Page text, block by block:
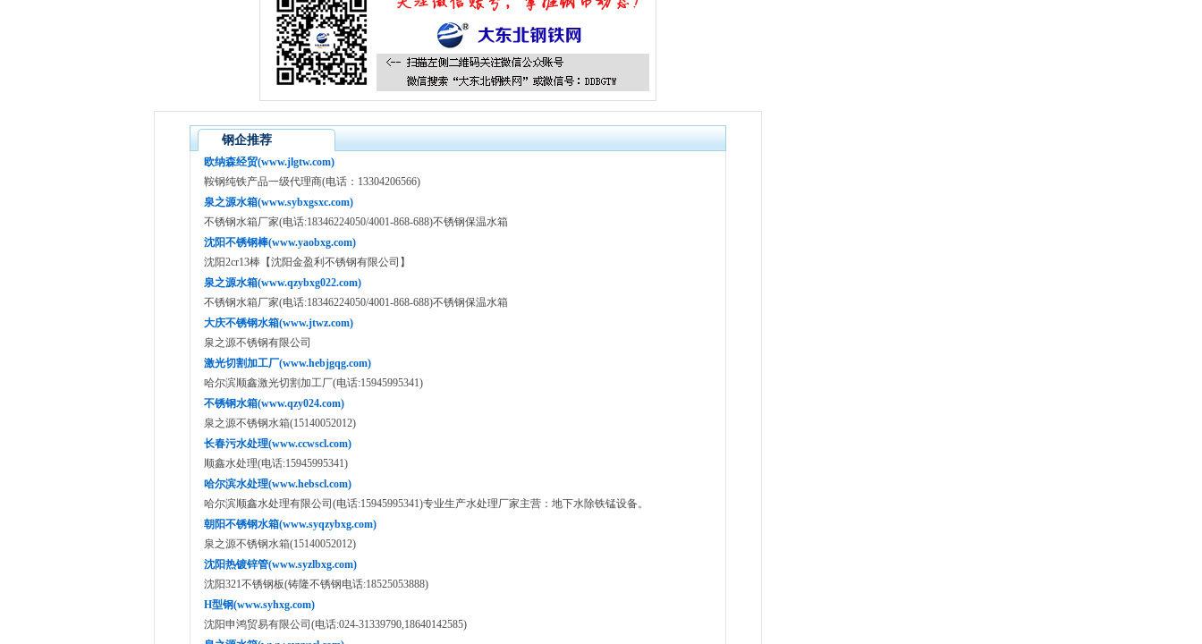
钢企推荐
欧纳森经贸(www.jlgtw.com)
鞍钢纯铁产品一级代理商(电话：13304206566)
泉之源水箱(www.sybxgsxc.com)
不锈钢水箱厂家(电话:18346224050/4001-868-688)不锈钢保温水箱
沈阳不锈钢棒(www.yaobxg.com)
沈阳2cr13棒【沈阳金盈利不锈钢有限公司】
泉之源水箱(www.qzybxg022.com)
不锈钢水箱厂家(电话:18346224050/4001-868-688)不锈钢保温水箱
大庆不锈钢水箱(www.jtwz.com)
泉之源不锈钢有限公司
激光切割加工厂(www.hebjgqg.com)
哈尔滨顺鑫激光切割加工厂(电话:15945995341)
不锈钢水箱(www.qzy024.com)
泉之源不锈钢水箱(15140052012)
长春污水处理(www.ccwscl.com)
顺鑫水处理(电话:15945995341)
哈尔滨水处理(www.hebscl.com)
哈尔滨顺鑫水处理有限公司(电话:15945995341)专业生产水处理厂家主营：地下水除铁锰设备。
朝阳不锈钢水箱(www.syqzybxg.com)
泉之源不锈钢水箱(15140052012)
沈阳热镀锌管(www.syzlbxg.com)
沈阳321不锈钢板(铸隆不锈钢电话:18525053888)
H型钢(www.syhxg.com)
沈阳申鸿贸易有限公司(电话:024-31339790,18640142585)